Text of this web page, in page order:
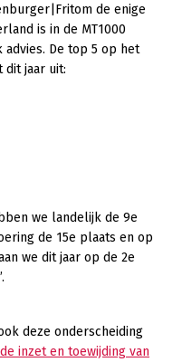
de enige
is in de MT1000
De top 5 op het
dit jaar uit:
we landelijk de 9e
de 15e plaats en op
we dit jaar op de 2e
deze onderscheiding
de inzet en toewijding van